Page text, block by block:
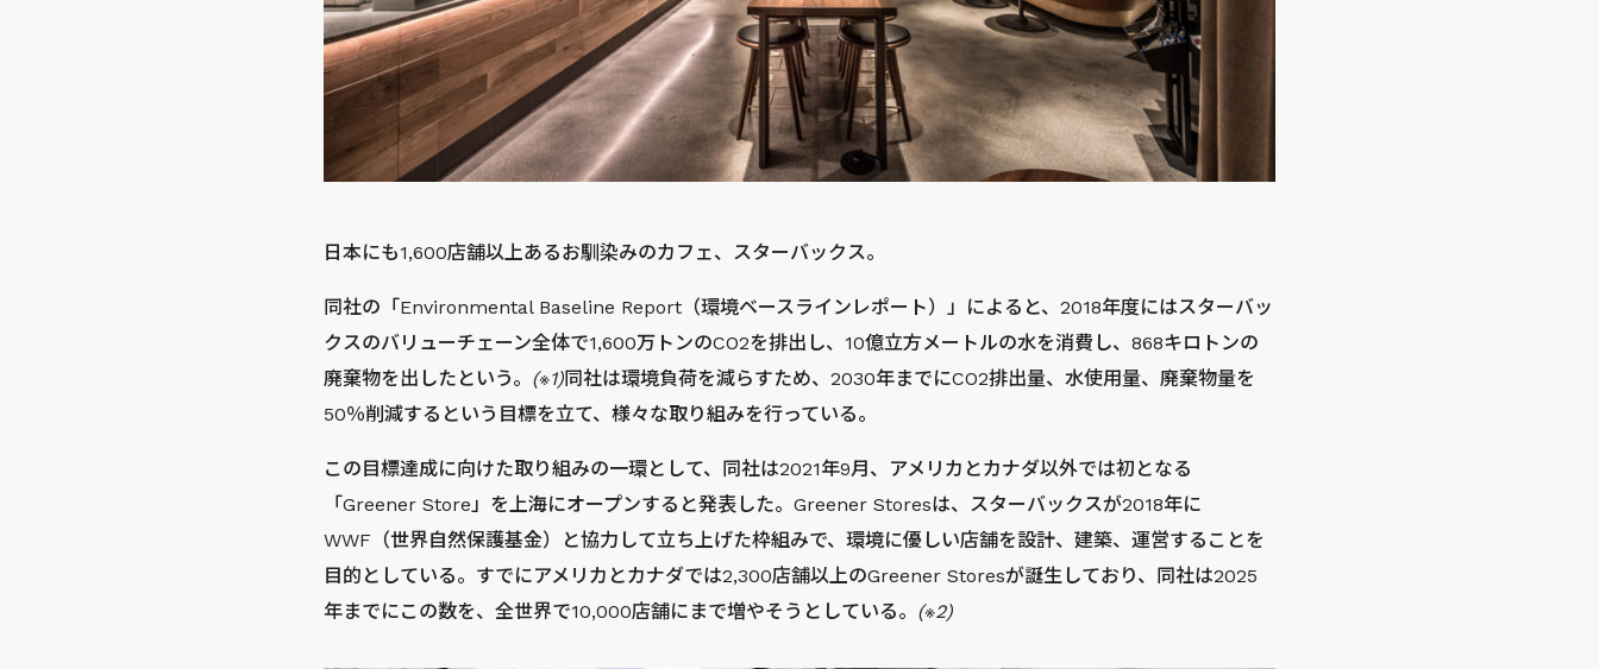
日本にも1,600店舗以上あるお馴染みのカフェ、スターバックス。
同社の「Environmental Baseline Report（環境ベースラインレポート）」によると、2018年度にはスターバッ
クスのバリューチェーン全体で1,600万トンのCO2を排出し、10億立方メートルの水を消費し、868キロトンの
廃棄物を出したという。 (※1)同社は環境負荷を減らすため、2030年までにCO2排出量、水使用量、廃棄物量を
50％削減するという目標を立て、様々な取り組みを行っている。
この目標達成に向けた取り組みの一環として、同社は2021年9月、アメリカとカナダ以外では初となる
「Greener Store」を上海にオープンすると発表した。Greener Storesは、スターバックスが2018年に
WWF（世界自然保護基金）と協力して立ち上げた枠組みで、環境に優しい店舗を設計、建築、運営することを
目的としている。すでにアメリカとカナダでは2,300店舗以上のGreener Storesが誕生しており、同社は2025
年までにこの数を、全世界で10,000店舗にまで増やそうとしている。 (※2)